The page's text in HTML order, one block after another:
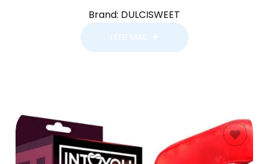
Brand: DULCISWEET
LEER MÁS